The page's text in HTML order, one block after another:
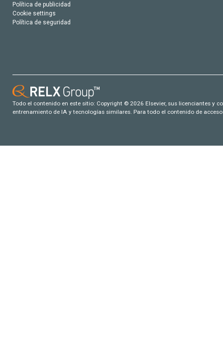
Política de publicidad
Cookie settings
Política de seguridad
Todo el contenido en este sitio: Copyright © 2026 Elsevier, sus licenciantes y
entrenamiento de IA y tecnologías similares. Para todo el contenido de